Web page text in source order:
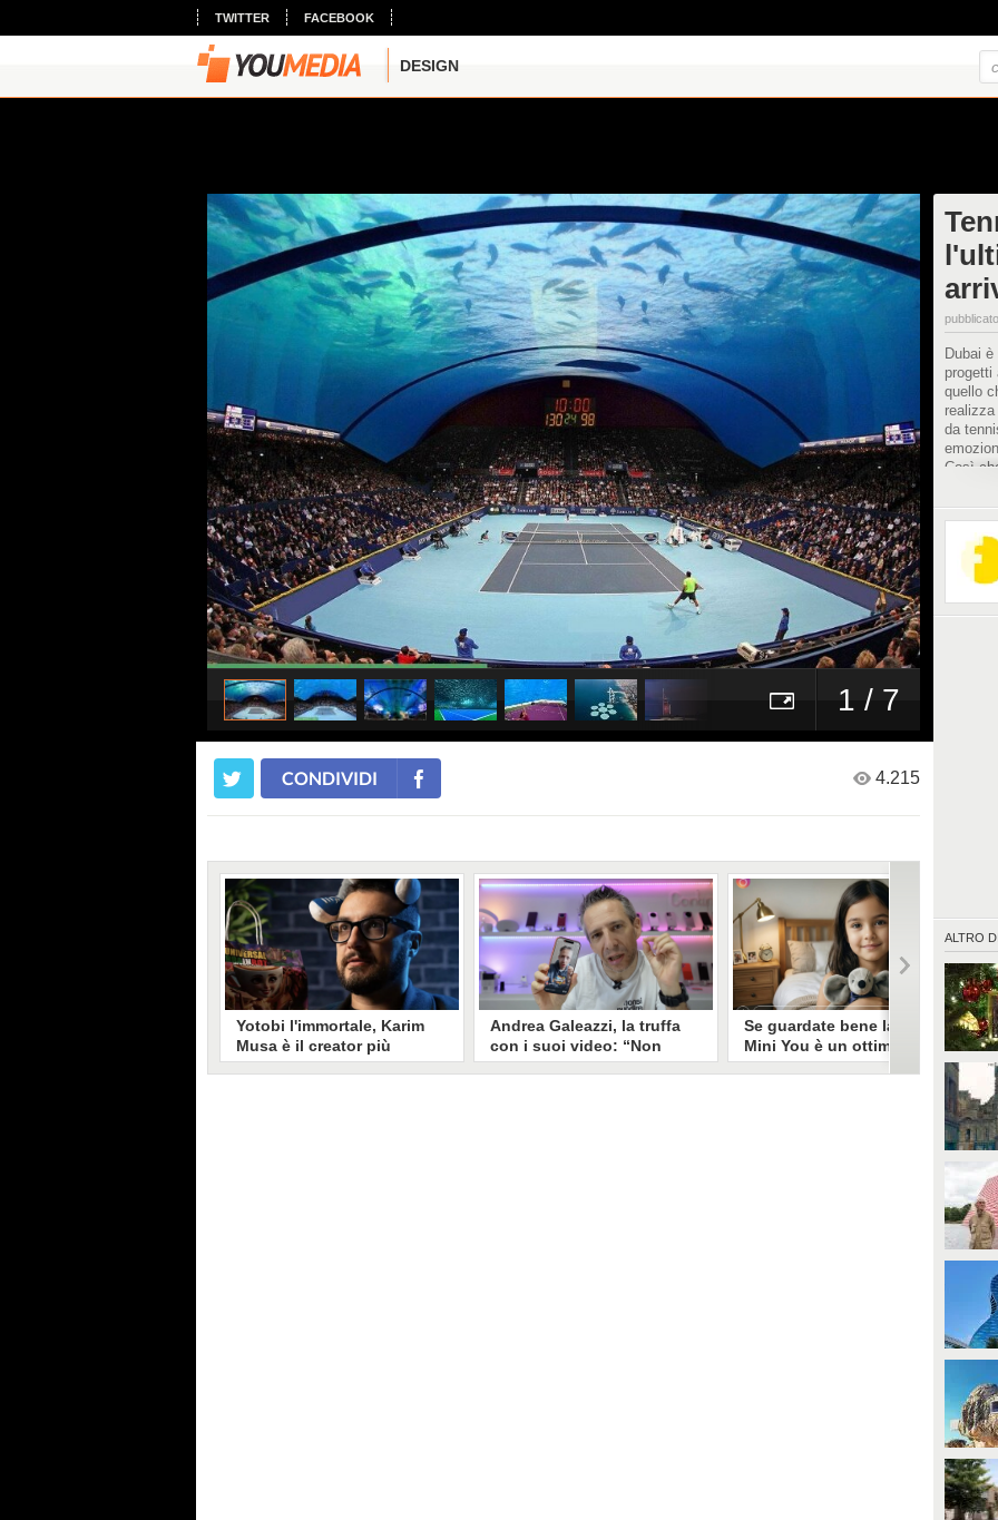
TWITTER FACEBOOK
DESIGN
1 / 7
Dubai
progetti
quello
da
Così
ALTRO DI
CONDIVIDI 4.215
Yotobi l'immortale, Karim
Musa è il creator più
longevo in Italia: il suo
Andrea Galeazzi, la truffa
con i suoi video: “Non
sono io quello. Mi hanno
Se guardate bene la foto
Mini You è un ottimo modo
per regalare i dati
Il nuovo trend su Instagram, Mini
You, in cui si pubblica una foto da
bambini e una attuale, è una vera
generativa. Si stimano 40 milioni
essere "preda" di voraci algoritmi